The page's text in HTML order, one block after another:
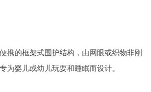
携的框架式围护结构，由网眼或织物非刚
为婴儿或幼儿玩耍和睡眠而设计。